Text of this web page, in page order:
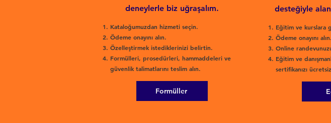
deneylerle biz uğraşalım.
Kataloğumuzdan hizmeti seçin.
Ödeme onayını alın.
Özelleştirmek istediklerinizi belirtin.
Formülleri, prosedürleri, hammaddeleri ve
güvenlik talimatlarını teslim alın.
Formüller
desteğiyle
Eğitim ve kurslara
Ödeme onayını alın.
Online
Eğitim ve
sertifikanızı